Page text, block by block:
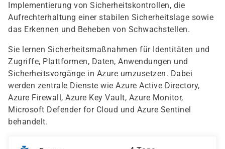
Implementierung von Sicherheitskontrollen, die
Aufrechterhaltung einer stabilen Sicherheitslage sowie
das Erkennen und Beheben von Schwachstellen.
Sie lernen Sicherheitsmaßnahmen für Identitäten und
Zugriffe, Plattformen, Daten, Anwendungen und
Sicherheitsvorgänge in Azure umzusetzen. Dabei
werden zentrale Dienste wie Azure Active Directory,
Azure Firewall, Azure Key Vault, Azure Monitor,
Microsoft Defender for Cloud und Azure Sentinel
behandelt.